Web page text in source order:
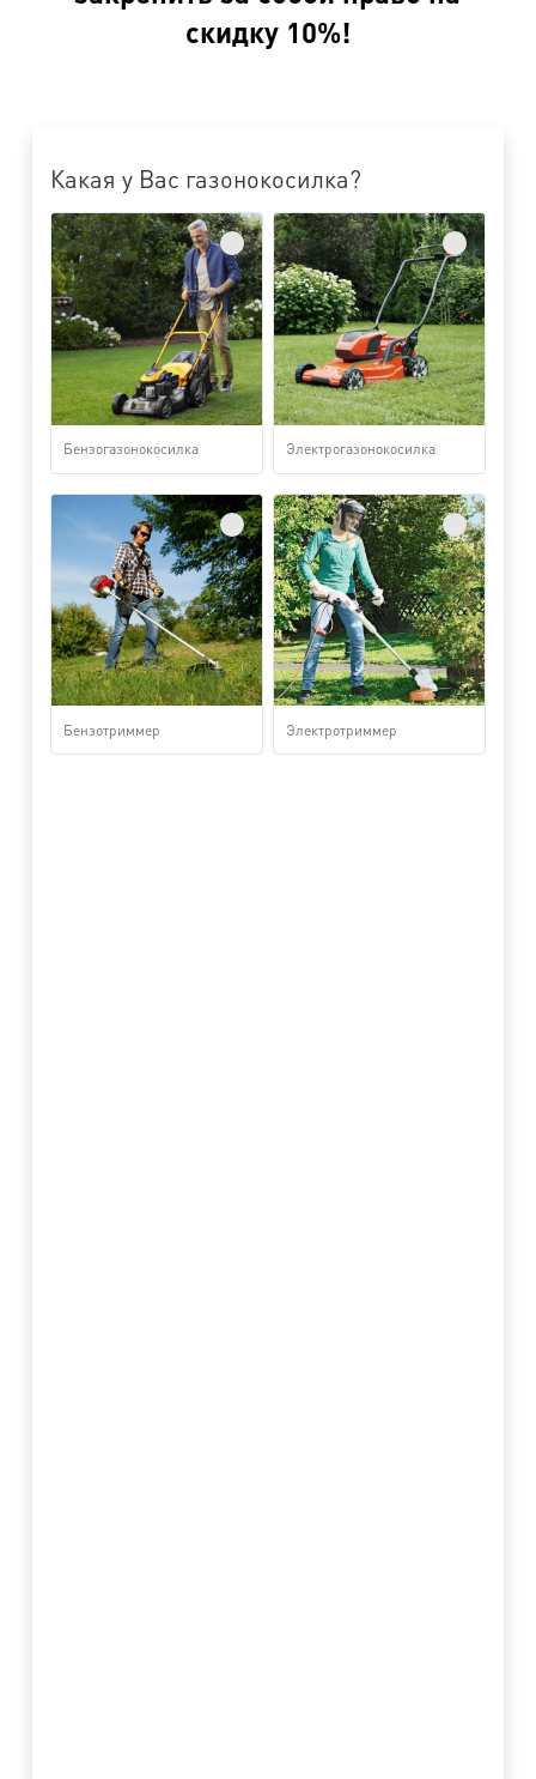
скидку 10%!
Какая у Вас газонокосилка?
Бензогазонокосилка Электрогазонокосилка
Бензотриммер Электротриммер